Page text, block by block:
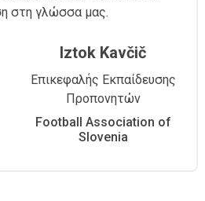
στη γλώσσα μας.
Iztok Kavčič
Επικεφαλής Εκπαίδευσης
Προπονητών
Football Association of
Slovenia